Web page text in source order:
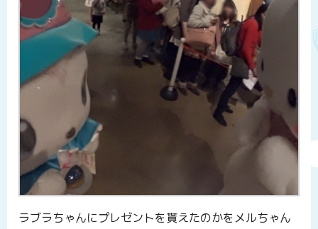
ラブラちゃんにプレゼントを貰えたのかをメルちゃん